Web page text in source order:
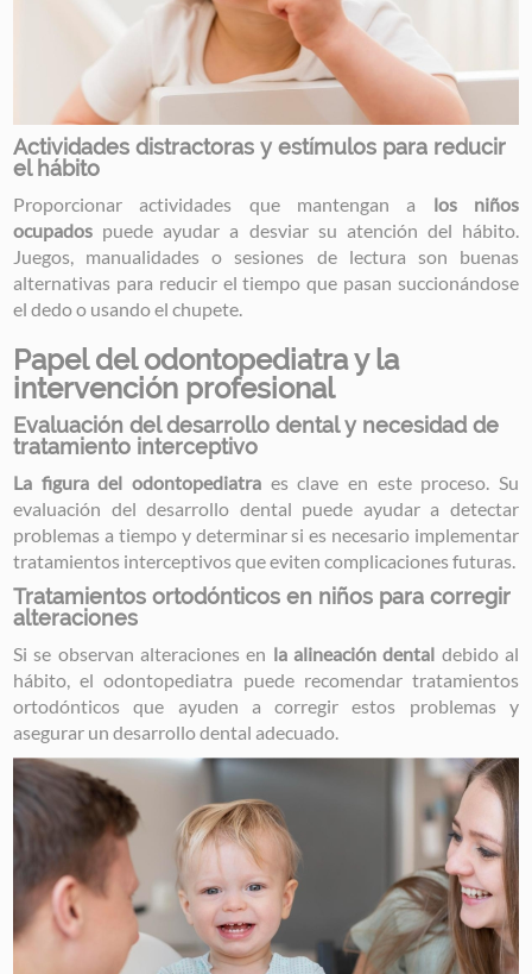
Actividades distractoras y estímulos para reducir
el hábito
Proporcionar actividades que mantengan a los niños
ocupados puede ayudar a desviar su atención del hábito.
Juegos, manualidades o sesiones de lectura son buenas
alternativas para reducir el tiempo que pasan succionándose
el dedo o usando el chupete.
Papel del odontopediatra y la
intervención profesional
Evaluación del desarrollo dental y necesidad de
tratamiento interceptivo
La figura del odontopediatra es clave en este proceso. Su
evaluación del desarrollo dental puede ayudar a detectar
problemas a tiempo y determinar si es necesario implementar
tratamientos interceptivos que eviten complicaciones futuras.
Tratamientos ortodónticos en niños para corregir
alteraciones
Si se observan alteraciones en la alineación dental debido al
hábito, el odontopediatra puede recomendar tratamientos
ortodónticos que ayuden a corregir estos problemas y
asegurar un desarrollo dental adecuado.
Image